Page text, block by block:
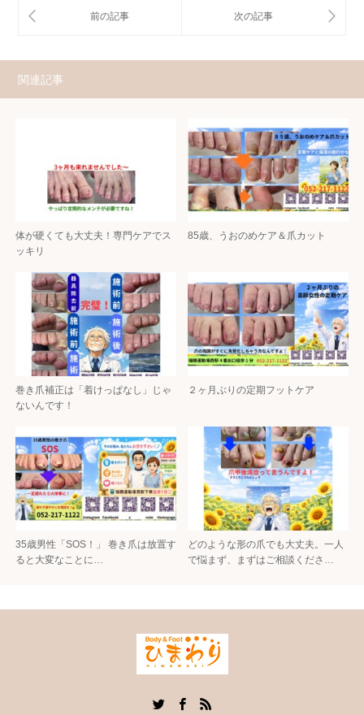
関連記事
体が硬くても大丈夫！専門ケアでス
ッキリ
85歳、うおのめケア＆爪カット
巻き爪補正は「着けっぱなし」じゃ
ないんです！
２ヶ月ぶりの定期フットケア
35歳男性「SOS！」 巻き爪は放置す
ると大変なことに…
どのような形の爪でも大丈夫。一人
で悩まず、まずはご相談くださ…